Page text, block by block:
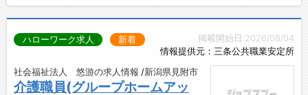
掲載開始日:2026/08/04
情報提供元：三条公共職業安定所
ハローワーク求人 新着
社会福祉法人 悠游の求人情報 /新潟県見附市
介護職員(グループホームアッ